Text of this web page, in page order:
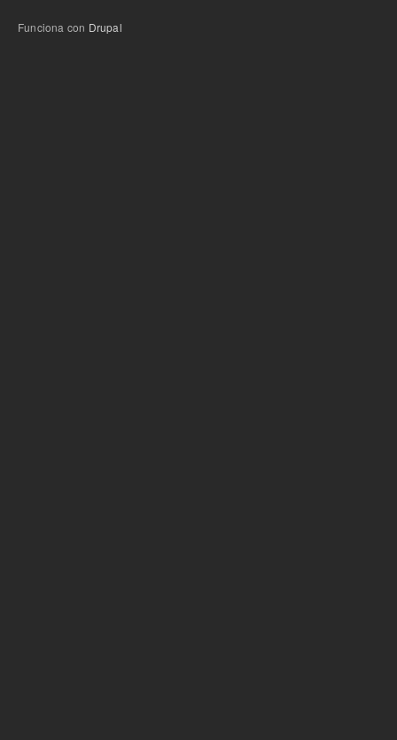
Funciona con Drupal